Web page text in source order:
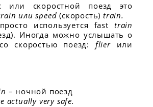
или скоростной поезд это
или speed (скорость)train.
используется fast train
Иногда можно услышать о
скоростью поезд: flierили
– ночной поезд
actually very safe.